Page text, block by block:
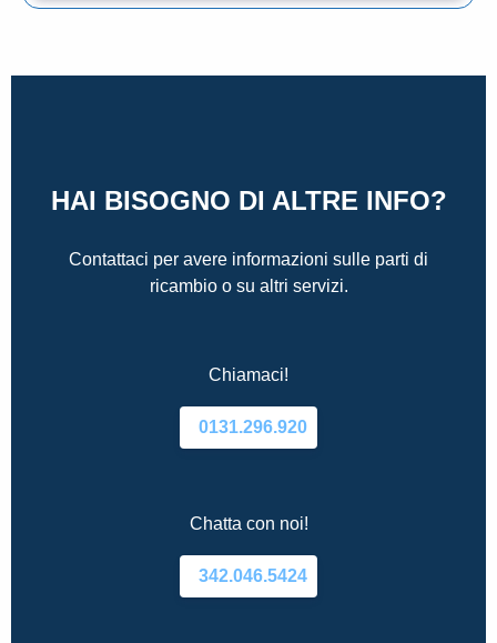
HAI BISOGNO DI ALTRE INFO?
Contattaci per avere informazioni sulle parti di
ricambio o su altri servizi.
Chiamaci!
0131.296.920
Chatta con noi!
342.046.5424